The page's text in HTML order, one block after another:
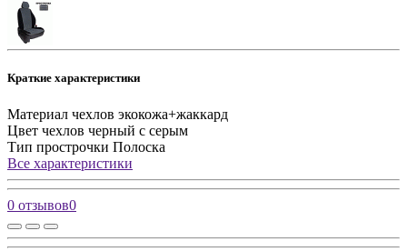
Краткие характеристики
Материал чехлов экокожа+жаккард
Цвет чехлов черный с серым
Тип прострочки Полоска
Все характеристики
0 отзывов0